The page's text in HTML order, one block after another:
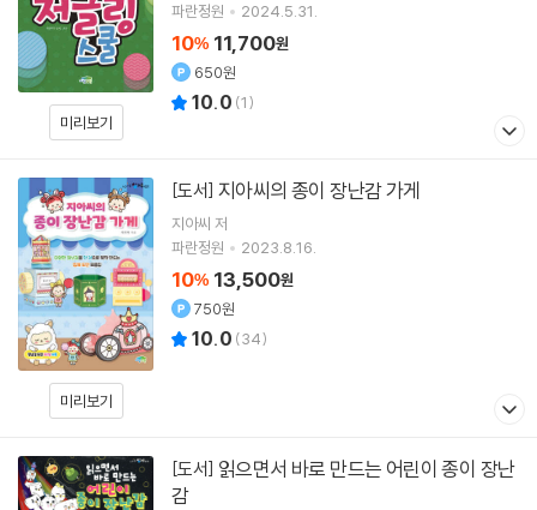
미리보기
파란정원
2024.5.31.
10% 11,700원
650원
10.0 (1)
미리보기
[도서] 지아씨의 종이 장난감 가게
지아씨 저
파란정원
2023.8.16.
10% 13,500원
750원
10.0 (34)
[도서]
감